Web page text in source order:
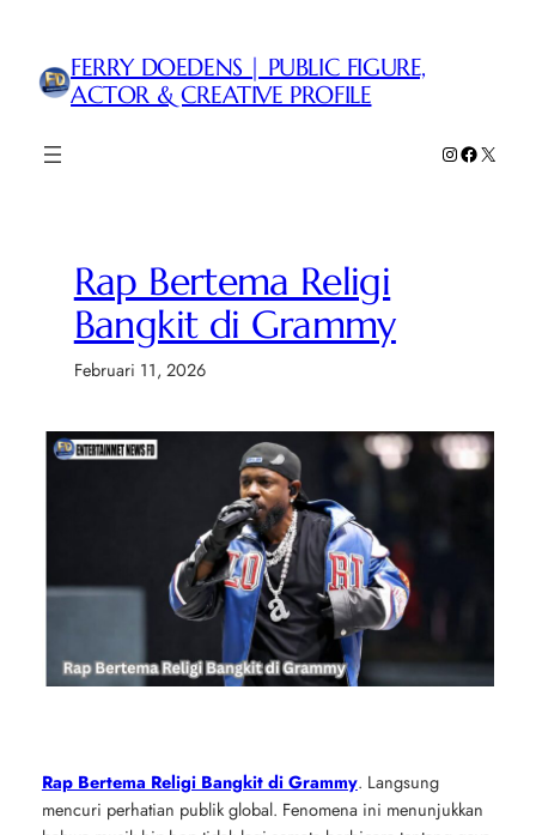
konten
FERRY DOEDENS | PUBLIC FIGURE,
ACTOR & CREATIVE PROFILE
Instagram
Facebook
X
Rap Bertema Religi
Bangkit di Grammy
Februari 11, 2026
Rap Bertema Religi Bangkit di Grammy. Langsung
mencuri perhatian publik global. Fenomena ini menunjukkan